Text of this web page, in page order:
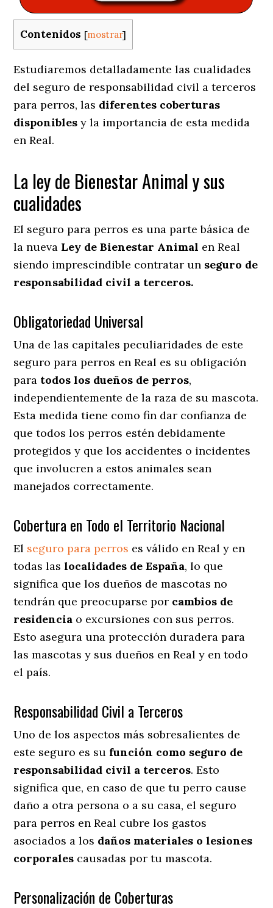
Contenidos [mostrar]
Estudiaremos detalladamente las cualidades
del seguro de responsabilidad civil a terceros
para perros, las diferentes coberturas
disponibles y la importancia de esta medida
en Real.
La ley de Bienestar Animal y sus
cualidades
El seguro para perros es una parte básica de
la nueva Ley de Bienestar Animal en Real
siendo imprescindible contratar un seguro de
responsabilidad civil a terceros.
Obligatoriedad Universal
Una de las capitales peculiaridades de este
seguro para perros en Real es su obligación
para todos los dueños de perros,
independientemente de la raza de su mascota.
Esta medida tiene como fin dar confianza de
que todos los perros estén debidamente
protegidos y que los accidentes o incidentes
que involucren a estos animales sean
manejados correctamente.
Cobertura en Todo el Territorio Nacional
El seguro para perros es válido en Real y en
todas laslocalidades de España, lo que
significa que los dueños de mascotas no
tendrán que preocuparse por cambios de
residencia o excursiones con sus perros.
Esto asegura una protección duradera para
las mascotas y sus dueños en Real y en todo
el país.
Responsabilidad Civil a Terceros
Uno de los aspectos más sobresalientes de
este seguro es su función como seguro de
responsabilidad civil a terceros. Esto
significa que, en caso de que tu perro cause
daño a otra persona o a su casa, el seguro
para perros en Real cubre los gastos
asociados a los daños materiales o lesiones
corporales causadas por tu mascota.
Personalización de Coberturas